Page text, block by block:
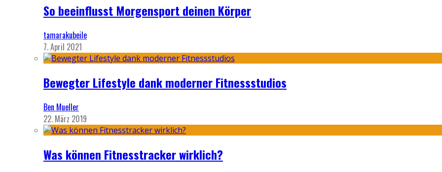
So beeinflusst Morgensport deinen Körper
tamarakubeile
7. April 2021
Bewegter Lifestyle dank moderner Fitnessstudios
Ben Mueller
22. März 2019
Was können Fitnesstracker wirklich?